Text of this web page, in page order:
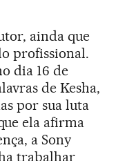
ainda que
profissional.
dia 16 de
de Kesha,
por sua luta
ela afirma
a Sony
trabalhar